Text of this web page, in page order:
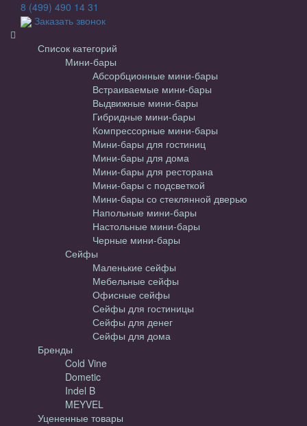
8 (499) 490 14 31
Заказать звонок
Список категорий
Мини-бары
Абсорбционные мини-бары
Встраиваемые мини-бары
Выдвижные мини-бары
Гибридные мини-бары
Компрессорные мини-бары
Мини-бары для гостиниц
Мини-бары для дома
Мини-бары для ресторана
Мини-бары с подсветкой
Мини-бары со стеклянной дверью
Напольные мини-бары
Настольные мини-бары
Черные мини-бары
Сейфы
Маленькие сейфы
Мебельные сейфы
Офисные сейфы
Сейфы для гостиницы
Сейфы для денег
Сейфы для дома
Бренды
Cold Vine
Dometic
Indel B
MEYVEL
Уцененные товары